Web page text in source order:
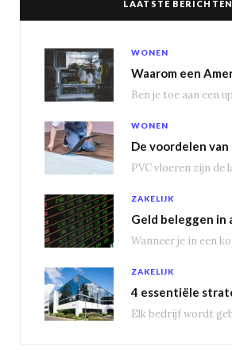
LAATSTE BERICHTEN
WONEN
WONEN
ZAKELIJK
ZAKELIJK